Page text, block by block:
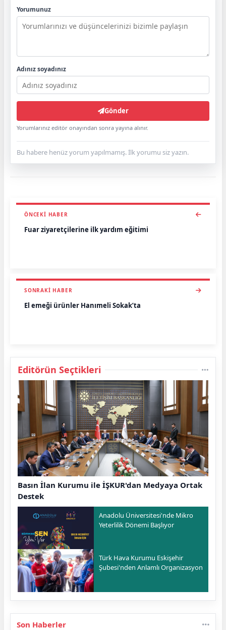
Yorumunuz
Adınız soyadınız
Gönder
Yorumlarınız editör onayından sonra yayına alınır.
Bu habere henüz yorum yapılmamış. İlk yorumu siz yazın.
ÖNCEKI HABER
Fuar ziyaretçilerine ilk yardım eğitimi
SONRAKI HABER
El emeği ürünler Hanımeli Sokak’ta
Editörün Seçtikleri
Basın İlan Kurumu ile İŞKUR'dan Medyaya Ortak
Destek
Anadolu Üniversitesi'nde Mikro
Yeterlilik Dönemi Başlıyor
Türk Hava Kurumu Eskişehir
Şubesi'nden Anlamlı Organizasyon
Son Haberler